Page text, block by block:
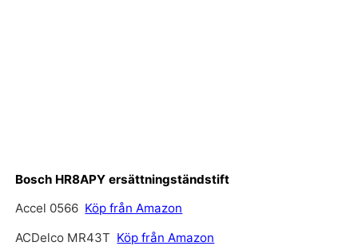
Bosch HR8APY ersättningständstift
Accel 0566 Köp från Amazon
ACDelco MR43T Köp från Amazon